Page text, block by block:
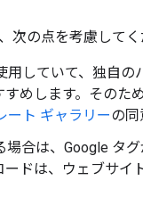
次の点を考慮してく
用していて、独自
すめします。そのた
ート ギャラリーの同
場合は、Google タ
ードは、ウェブサイ